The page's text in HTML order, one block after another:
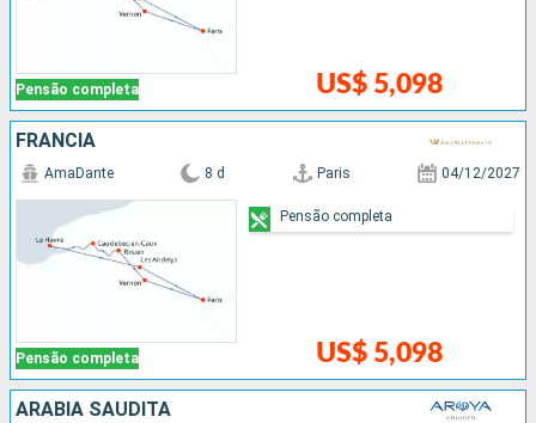
Pensão completa US$ 5,098
FRANCIA
Pensão completa
AmaDante 8 d Paris 04/12/2027
US$ 5,098
Pensão completa
ARABIA SAUDITA